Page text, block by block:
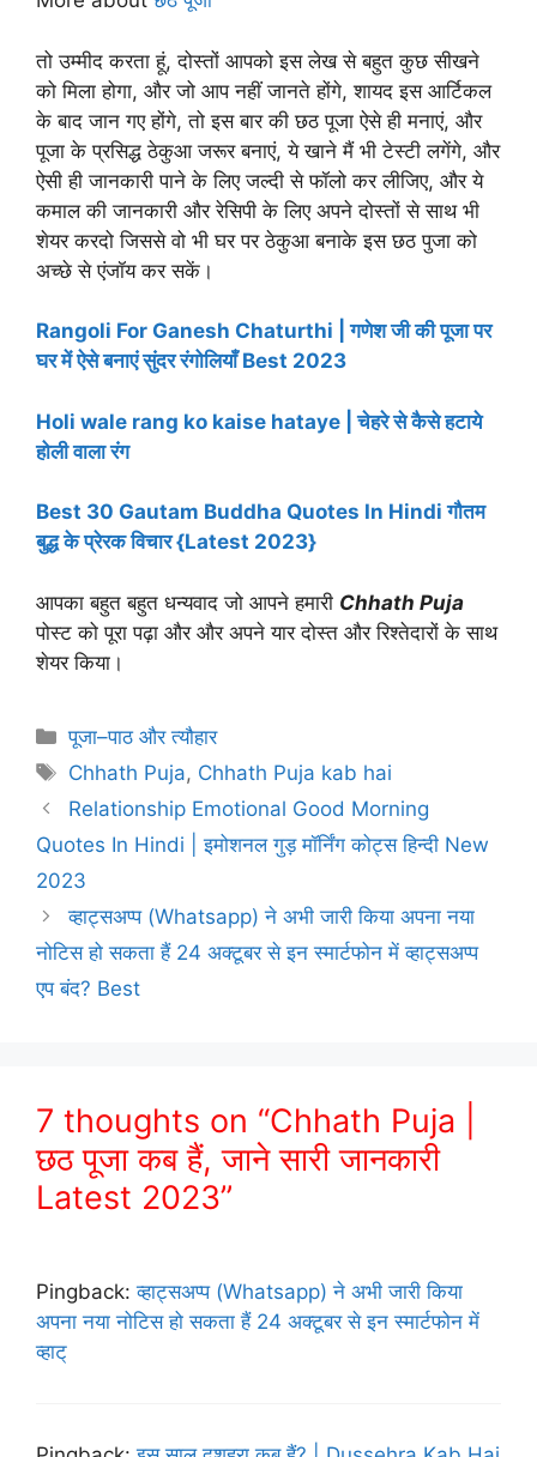
तो उम्मीद करता हूं, दोस्तों आपको इस लेख से बहुत कुछ सीखने
को मिला होगा, और जो आप नहीं जानते होंगे, शायद इस आर्टिकल
के बाद जान गए होंगे, तो इस बार की छठ पूजा ऐसे ही मनाएं, और
पूजा के प्रसिद्ध ठेकुआ जरूर बनाएं, ये खाने मैं भी टेस्टी लगेंगे, और
ऐसी ही जानकारी पाने के लिए जल्दी से फॉलो कर लीजिए, और ये
कमाल की जानकारी और रेसिपी के लिए अपने दोस्तों से साथ भी
शेयर करदो जिससे वो भी घर पर ठेकुआ बनाके इस छठ पुजा को
अच्छे से एंजॉय कर सकें।
Rangoli For Ganesh Chaturthi | गणेश जी की पूजा पर
घर में ऐसे बनाएं सुंदर रंगोलियाँ Best 2023
Holi wale rang ko kaise hataye | चेहरे से कैसे हटाये
होली वाला रंग
Best 30 Gautam Buddha Quotes In Hindi गौतम
बुद्ध के प्रेरक विचार {Latest 2023}
आपका बहुत बहुत धन्यवाद जो आपने हमारी Chhath Puja
पोस्ट को पूरा पढ़ा और और अपने यार दोस्त और रिश्तेदारों के साथ
शेयर किया ।
Categories
पूजा–पाठ और त्यौहार
Tags
Chhath Puja, Chhath Puja kab hai
Relationship Emotional Good Morning
Quotes In Hindi | इमोशनल गुड़ मॉर्निंग कोट्स हिन्दी New
2023
व्हाट्सअप्प (Whatsapp) ने अभी जारी किया अपना नया
नोटिस हो सकता हैं 24 अक्टूबर से इन स्मार्टफोन में व्हाट्सअप्प
एप बंद? Best
7 thoughts on “Chhath Puja |
छठ पूजा कब हैं, जाने सारी जानकारी
Latest 2023”
Pingback:व्हाट्सअप्प (Whatsapp) ने अभी जारी किया
अपना नया नोटिस हो सकता हैं 24 अक्टूबर से इन स्मार्टफोन में
व्हाट्